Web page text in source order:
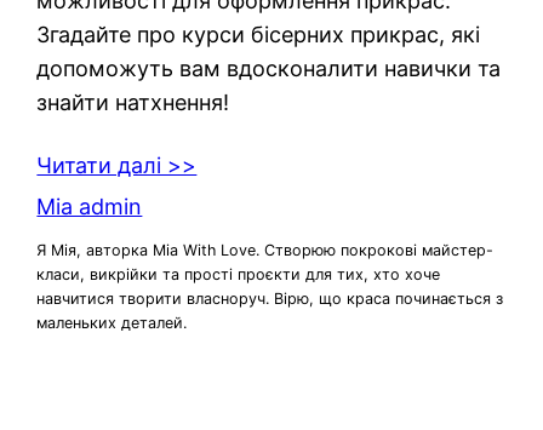
Згадайте про курси бісерних прикрас, які
допоможуть вам вдосконалити навички та
знайти натхнення!
Читати далі >>
Mia admin
Я Мія, авторка Mia With Love. Створюю покрокові майстер-
класи, викрійки та прості проєкти для тих, хто хоче
навчитися творити власноруч. Вірю, що краса починається з
маленьких деталей.